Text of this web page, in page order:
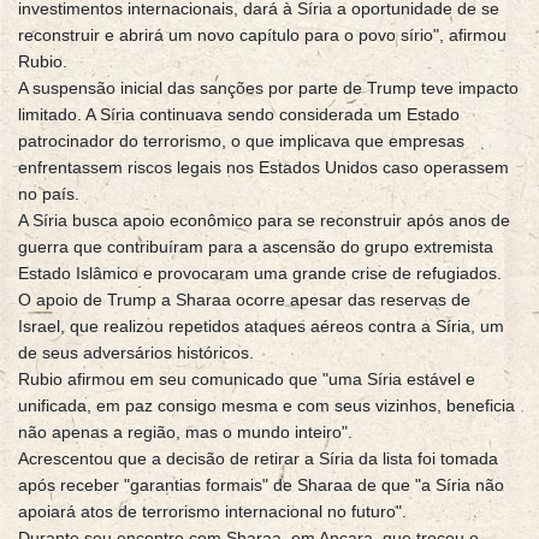
investimentos internacionais, dará à Síria a oportunidade de se
reconstruir e abrirá um novo capítulo para o povo sírio", afirmou
Rubio.
A suspensão inicial das sanções por parte de Trump teve impacto
limitado. A Síria continuava sendo considerada um Estado
patrocinador do terrorismo, o que implicava que empresas
enfrentassem riscos legais nos Estados Unidos caso operassem
no país.
A Síria busca apoio econômico para se reconstruir após anos de
guerra que contribuíram para a ascensão do grupo extremista
Estado Islâmico e provocaram uma grande crise de refugiados.
O apoio de Trump a Sharaa ocorre apesar das reservas de
Israel, que realizou repetidos ataques aéreos contra a Síria, um
de seus adversários históricos.
Rubio afirmou em seu comunicado que "uma Síria estável e
unificada, em paz consigo mesma e com seus vizinhos, beneficia
não apenas a região, mas o mundo inteiro".
Acrescentou que a decisão de retirar a Síria da lista foi tomada
após receber "garantias formais" de Sharaa de que "a Síria não
apoiará atos de terrorismo internacional no futuro".